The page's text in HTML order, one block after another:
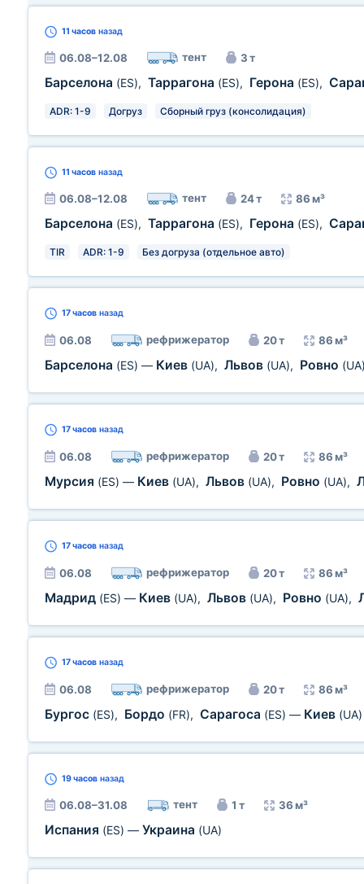
11 часов назад
06.08–12.08 тент 3 т
Барселона (ES), Таррагона (ES), Герона (ES),
ADR: 1-9 Догруз Сборный груз (консолидация)
11 часов назад
06.08–12.08 тент 24 т 86 м³
Барселона (ES), Таррагона (ES), Герона (ES),
TIR ADR: 1-9 Без догруза (отдельное авто)
17 часов назад
06.08 рефрижератор 20 т 86 м³
Барселона (ES) — Киев (UA), Львов (UA), Ровно
17 часов назад
06.08 рефрижератор 20 т 86 м³
Мурсия (ES) — Киев (UA), Львов (UA), Ровно (UA),
17 часов назад
06.08 рефрижератор 20 т 86 м³
Мадрид (ES) — Киев (UA), Львов (UA), Ровно (UA),
17 часов назад
06.08 рефрижератор 20 т 86 м³
Бургос (ES), Бордо (FR), Сарагоса (ES) — Киев (UA)
19 часов назад
06.08–31.08 тент 1 т 36 м³
Испания (ES) — Украина (UA)